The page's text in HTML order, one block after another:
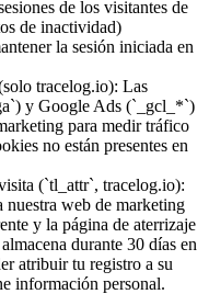
de los visitantes de
de inactividad)
la sesión iniciada en
tracelog.io): Las
y Google Ads (`_gcl_*`)
para medir tráfico
no están presentes en
(`tl_attr`, tracelog.io):
nuestra web de marketing
y la página de aterrizaje
durante 30 días en
atribuir tu registro a su
información personal.